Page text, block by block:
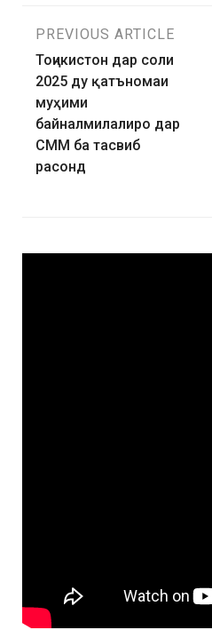
PREVIOUS ARTICLE
Тоҷикистон дар соли
2025 ду қатъномаи
муҳими
байналмилалиро дар
СММ ба тасвиб
расонд